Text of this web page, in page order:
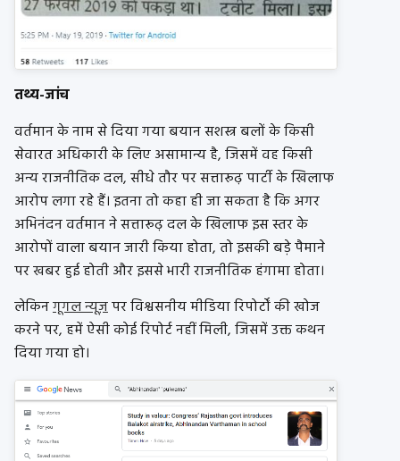
तथ्य-जांच
वर्तमान के नाम से दिया गया बयान सशस्त्र बलों के किसी
सेवारत अधिकारी के लिए असामान्य है, जिसमें वह किसी
अन्य राजनीतिक दल, सीधे तौर पर सत्तारूढ़ पार्टी के खिलाफ
आरोप लगा रहे हैं। इतना तो कहा ही जा सकता है कि अगर
अभिनंदन वर्तमान ने सत्तारूढ़ दल के खिलाफ इस स्तर के
आरोपों वाला बयान जारी किया होता, तो इसकी बड़े पैमाने
पर खबर हुई होती और इससे भारी राजनीतिक हंगामा होता।
लेकिनगूगल न्यूज़पर विश्वसनीय मीडिया रिपोर्टों की खोज
करने पर, हमें ऐसी कोई रिपोर्ट नहीं मिली, जिसमें उक्त कथन
दिया गया हो।